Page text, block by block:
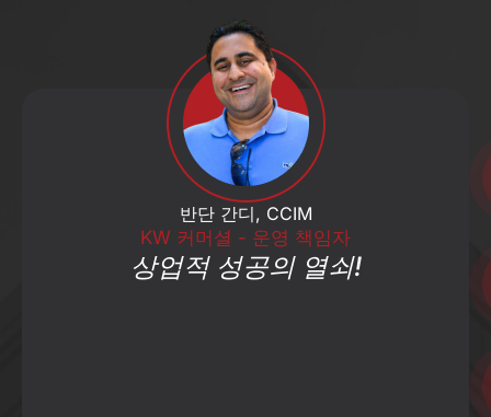
반단 간디, CCIM
KW 커머셜 - 운영 책임자
상업적 성공의 열쇠!